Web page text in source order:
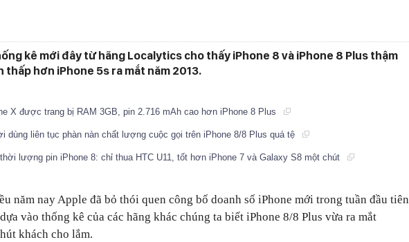
kê mới đây từ hãng Localytics cho thấy iPhone 8 và iPhone 8 Plus thậm
thấp hơn iPhone 5s ra mắt năm 2013.
X được trang bị RAM 3GB, pin 2.716 mAh cao hơn iPhone 8 Plus
dùng liên tục phàn nàn chất lượng cuộc gọi trên iPhone 8/8 Plus quá tệ
lượng pin iPhone 8: chỉ thua HTC U11, tốt hơn iPhone 7 và Galaxy S8 một chút
năm nay Apple đã bỏ thói quen công bố doanh số iPhone mới trong tuần đầu tiên
vào thống kê của các hãng khác chúng ta biết iPhone 8/8 Plus vừa ra mắt
khách cho lắm.